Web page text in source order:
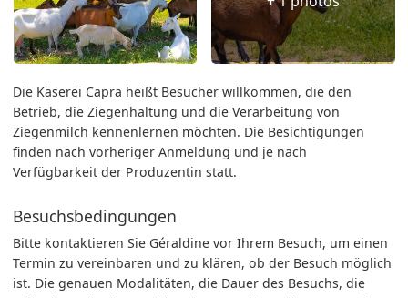
Die Käserei Capra heißt Besucher willkommen, die den
Betrieb, die Ziegenhaltung und die Verarbeitung von
Ziegenmilch kennenlernen möchten. Die Besichtigungen
finden nach vorheriger Anmeldung und je nach
Verfügbarkeit der Produzentin statt.
Besuchsbedingungen
Bitte kontaktieren Sie Géraldine vor Ihrem Besuch, um einen
Termin zu vereinbaren und zu klären, ob der Besuch möglich
ist. Die genauen Modalitäten, die Dauer des Besuchs, die